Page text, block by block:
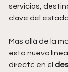
servicios,
clave del
Más allá de la
esta nueva
directo en el